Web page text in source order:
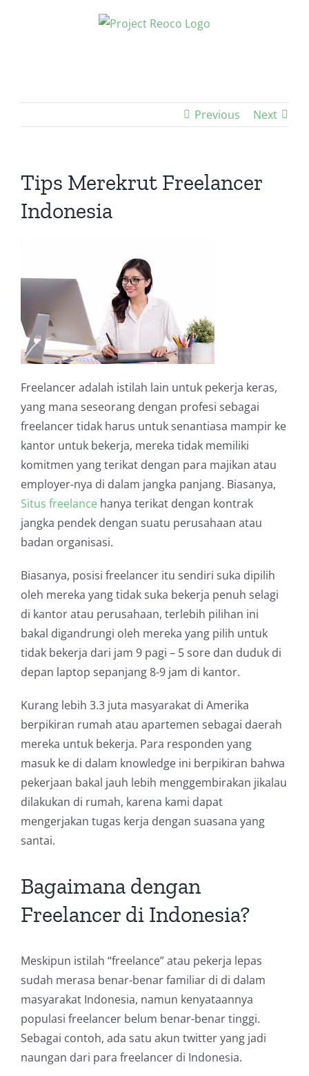
Previous Next
Tips Merekrut Freelancer
Indonesia
Freelancer adalah istilah lain untuk pekerja keras,
yang mana seseorang dengan profesi sebagai
freelancer tidak harus untuk senantiasa mampir ke
kantor untuk bekerja, mereka tidak memiliki
komitmen yang terikat dengan para majikan atau
employer-nya di dalam jangka panjang. Biasanya,
Situs freelance hanya terikat dengan kontrak
jangka pendek dengan suatu perusahaan atau
badan organisasi.
Biasanya, posisi freelancer itu sendiri suka dipilih
oleh mereka yang tidak suka bekerja penuh selagi
di kantor atau perusahaan, terlebih pilihan ini
bakal digandrungi oleh mereka yang pilih untuk
tidak bekerja dari jam 9 pagi – 5 sore dan duduk di
depan laptop sepanjang 8-9 jam di kantor.
Kurang lebih 3.3 juta masyarakat di Amerika
berpikiran rumah atau apartemen sebagai daerah
mereka untuk bekerja. Para responden yang
masuk ke di dalam knowledge ini berpikiran bahwa
pekerjaan bakal jauh lebih menggembirakan jikalau
dilakukan di rumah, karena kami dapat
mengerjakan tugas kerja dengan suasana yang
santai.
Bagaimana dengan
Freelancer di Indonesia?
Meskipun istilah “freelance” atau pekerja lepas
sudah merasa benar-benar familiar di di dalam
masyarakat Indonesia, namun kenyataannya
populasi freelancer belum benar-benar tinggi.
Sebagai contoh, ada satu akun twitter yang jadi
naungan dari para freelancer di Indonesia.